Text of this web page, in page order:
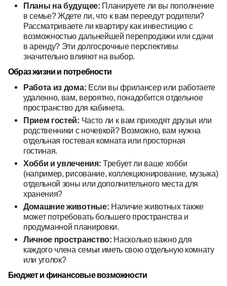
Планы на будущее: Планируете ли вы пополнение
в семье? Ждете ли, что к вам переедут родители?
Рассматриваете ли квартиру как инвестицию с
возможностью дальнейшей перепродажи или сдачи
в аренду? Эти долгосрочные перспективы
значительно влияют на выбор.
Образ жизни и потребности
Работа из дома: Если вы фрилансер или работаете
удаленно, вам, вероятно, понадобится отдельное
пространство для кабинета.
Прием гостей: Часто ли к вам приходят друзья или
родственники с ночевкой? Возможно, вам нужна
отдельная гостевая комната или просторная
гостиная.
Хобби и увлечения: Требует ли ваше хобби
(например, рисование, коллекционирование, музыка)
отдельной зоны или дополнительного места для
хранения?
Домашние животные: Наличие животных также
может потребовать большего пространства и
продуманной планировки.
Личное пространство: Насколько важно для
каждого члена семьи иметь свою отдельную комнату
или уголок?
Бюджет и финансовые возможности